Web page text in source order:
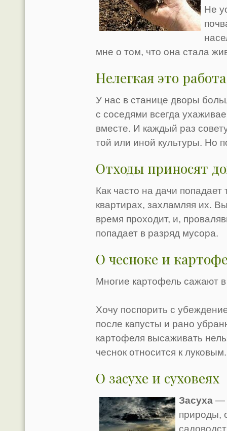
Не
мне о том, что она стала
Нелегкая это
У нас в станице дворы
с соседями всегда
вместе. И каждый раз
той или иной культуры. Но
Отходы приносят
Как часто на дачи
квартирах, захламляя их.
время проходит, и,
попадает в разряд мусора.
О чесноке и
Многие картофель сажают
Хочу поспорить с
после капусты и рано
картофеля высаживать
чеснок относится к луковым.
О засухе и суховеях
Засуха —
природы,